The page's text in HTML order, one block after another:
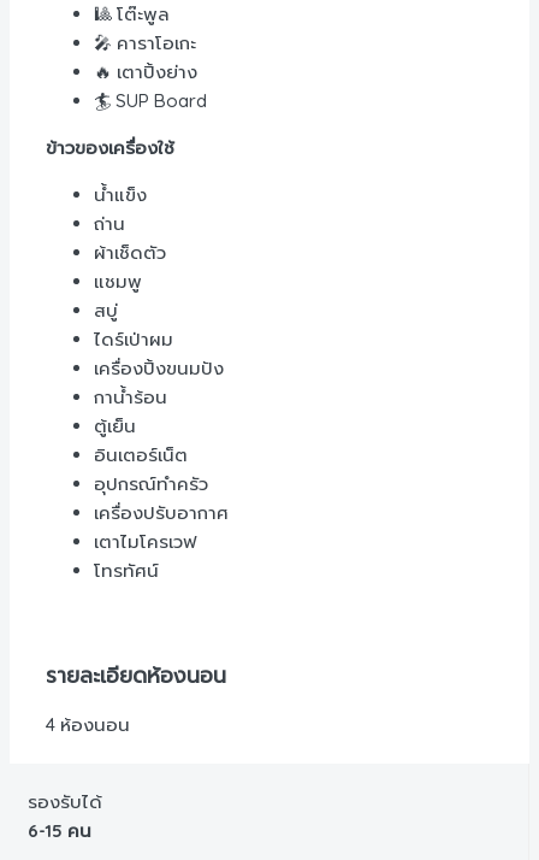
🎱 โต๊ะพูล
🎤 คาราโอเกะ
🔥 เตาปิ้งย่าง
🏄 SUP Board
ข้าวของเครื่องใช้
น้ำแข็ง
ถ่าน
ผ้าเช็ดตัว
แชมพู
สบู่
ไดร์เป่าผม
เครื่องปิ้งขนมปัง
กาน้ำร้อน
ตู้เย็น
อินเตอร์เน็ต
อุปกรณ์ทำครัว
เครื่องปรับอากาศ
เตาไมโครเวฟ
โทรทัศน์
รายละเอียดห้องนอน
4 ห้องนอน
รองรับได้
6-15 คน